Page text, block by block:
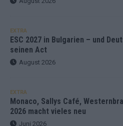
EXTRA
ESC 2027 in Bulgarien – und
seinen Act
August 2026
EXTRA
Monaco, Sallys Café,
2026 macht vieles neu
Juni 2026